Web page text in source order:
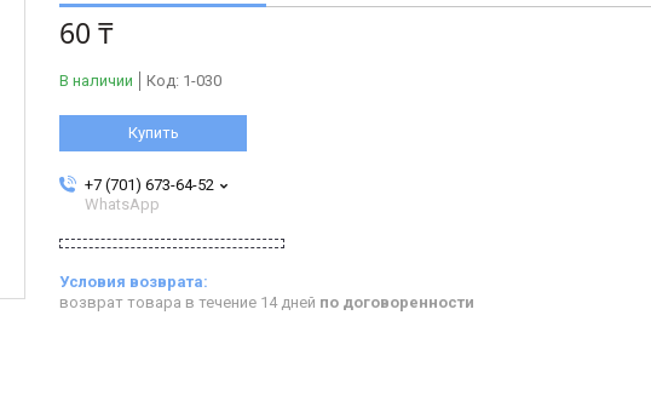
60 ₸
В наличии Код: 1-030
Купить
+7 (701) 673-64-52
WhatsApp
возврат товара в течение 14 дней по договоренности